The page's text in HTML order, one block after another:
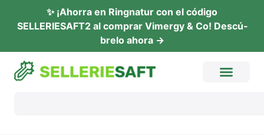
✨ ¡Ahor­ra en Ring­na­tur con el códi­go
SELLERIESAFT2 al com­prar Vimer­gy & Co! Descú­
b­re­lo ahora →